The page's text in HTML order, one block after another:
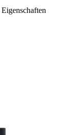
Eigenschaften